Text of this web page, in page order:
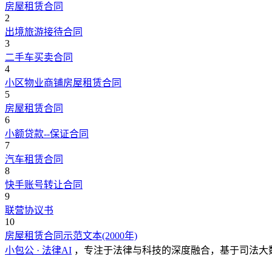
房屋租赁合同
2
出境旅游接待合同
3
二手车买卖合同
4
小区物业商铺房屋租赁合同
5
房屋租赁合同
6
小额贷款--保证合同
7
汽车租赁合同
8
快手账号转让合同
9
联营协议书
10
房屋租赁合同示范文本(2000年)
小包公 · 法律AI ，专注于法律与科技的深度融合，基于司法